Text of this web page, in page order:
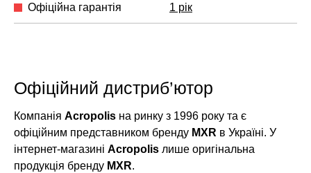
Офіційна гарантія 1 рік
Офіційний дистриб’ютор
Компанія Acropolis на ринку з 1996 року та є
офіційним представником бренду MXR в Україні. У
інтернет-магазині Acropolis лише оригінальна
продукція бренду MXR.